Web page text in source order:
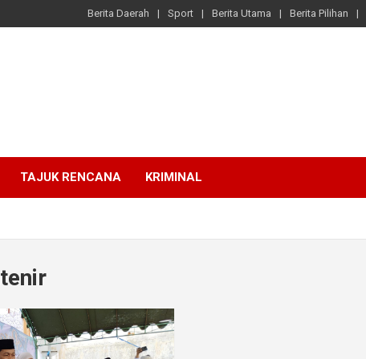
Berita Daerah Sport Berita Utama Berita Pilihan
TAJUK RENCANA KRIMINAL